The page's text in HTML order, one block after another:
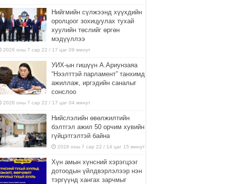
Нийгмийн сүлжээнд хүүхдийн
оролцоог зохицуулах тухай
хуулийн төслийг өргөн
мэдүүллээ
2026 оны 7 сар 22 / 17 цаг 09 минут
УИХ-ын гишүүн А.Ариунзаяа
“Нээлттэй парламент” танхимд
ажиллаж, иргэдийн саналыг
сонслоо
2026 оны 7 сар 22 / 17 цаг 04 минут
Нийслэлийн өвөлжилтийн
бэлтгэл ажил 50 орчим хувийн
гүйцэтгэлтэй байна
2026 оны 7 сар 22 / 14 цаг 15 минут
Хүн амын хүнсний хэрэгцээг
дотоодын үйлдвэрлэлээр нэн
тэргүүнд хангах зарчмыг